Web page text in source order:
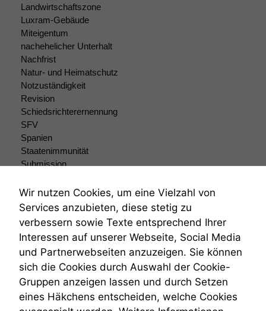
Landwirtschaftszone
Luxram-Gebäude
Miteigentum
nachehelicher Unterhalt
Nachfrist
Natur- und Heimatschutz
Notzuständigkeit
Revision
Schiedsrichterernennung
SFV
Spanien
Staatenimmunität
Submission
Teilungsklage
Venezuela
VRK
Wiederherstellungsanordnung
Zivilprozessordnung
ZPO
Zustellfiktion
Zuständigkeit
Öffentliches Personalrecht
Öffentlichkeitsprinzip
Wir nutzen Cookies, um eine Vielzahl von
Services anzubieten, diese stetig zu
verbessern sowie Texte entsprechend Ihrer
Interessen auf unserer Webseite, Social Media
und Partnerwebseiten anzuzeigen. Sie können
sich die Cookies durch Auswahl der Cookie-
Gruppen anzeigen lassen und durch Setzen
eines Häkchens entscheiden, welche Cookies
funktionieren.
Marketing
Wir speichern
anonyme Daten ab,
um interne
marketingtechnische
Auswertungen
durchführen zu
können. Diese helfen
uns, unsere Website